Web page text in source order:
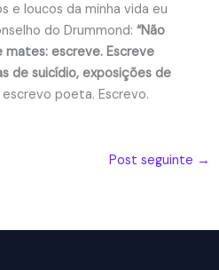
e loucos da minha vida eu
do Drummond:“Não
mates: escreve. Escreve
de suicídio, exposições de
escrevo poeta. Escrevo.
Post seguinte →